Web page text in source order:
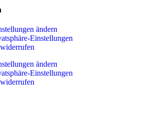
ändern
Einstellungen
ändern
Einstellungen